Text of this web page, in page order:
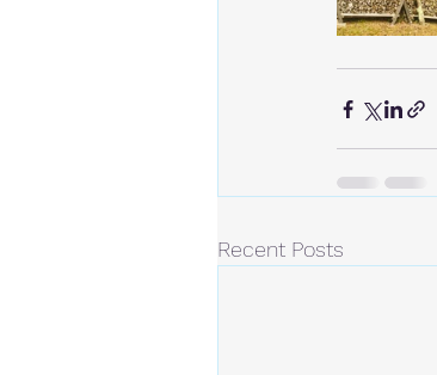
Recent Posts